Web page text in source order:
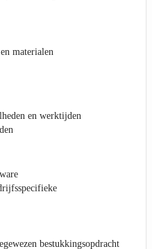
materialen
en werktijden
bestukkingsopdracht